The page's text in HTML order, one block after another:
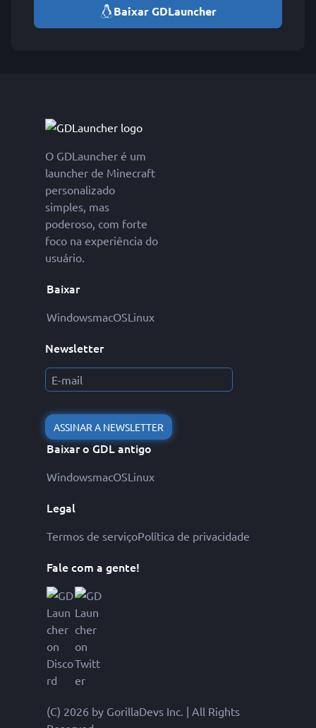
Baixar GDLauncher
O GDLauncher é um
launcher de Minecraft
personalizado
simples, mas
poderoso, com forte
foco na experiência do
usuário.
Baixar
WindowsmacOSLinux
Newsletter
ASSINAR A NEWSLETTER
Baixar o GDL antigo
WindowsmacOSLinux
Legal
Termos de serviçoPolítica de privacidade
Fale com a gente!
(C) 2026 by GorillaDevs Inc. | All Rights